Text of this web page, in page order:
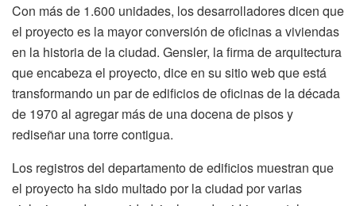
Con más de 1.600 unidades, los desarrolladores dicen que
el proyecto es la mayor conversión de oficinas a viviendas
en la historia de la ciudad. Gensler, la firma de arquitectura
que encabeza el proyecto, dice en su sitio web que está
transformando un par de edificios de oficinas de la década
de 1970 al agregar más de una docena de pisos y
rediseñar una torre contigua.
Los registros del departamento de edificios muestran que
el proyecto ha sido multado por la ciudad por varias